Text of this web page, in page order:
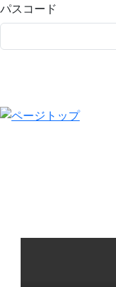
パスコード